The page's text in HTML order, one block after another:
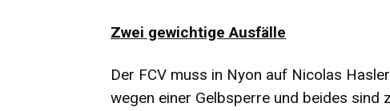
Zwei gewichtige Ausfälle
Der FCV muss in Nyon auf Nicolas
wegen einer Gelbsperre und beides sind